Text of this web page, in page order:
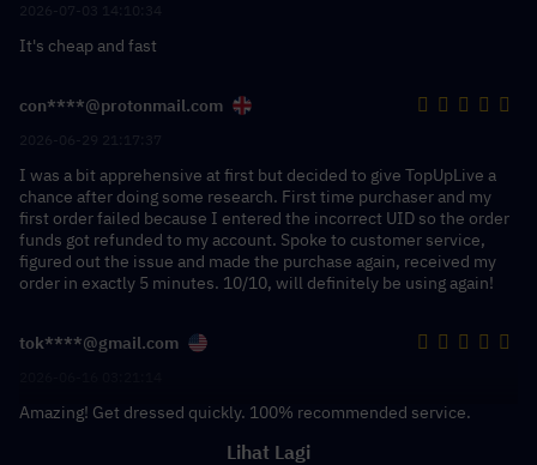
It's cheap and fast
con****@protonmail.com
I was a bit apprehensive at first but decided to give TopUpLive a
chance after doing some research. First time purchaser and my
first order failed because I entered the incorrect UID so the order
funds got refunded to my account. Spoke to customer service,
figured out the issue and made the purchase again, received my
order in exactly 5 minutes. 10/10, will definitely be using again!
tok****@gmail.com
Amazing! Get dressed quickly. 100% recommended service.
Lihat Lagi